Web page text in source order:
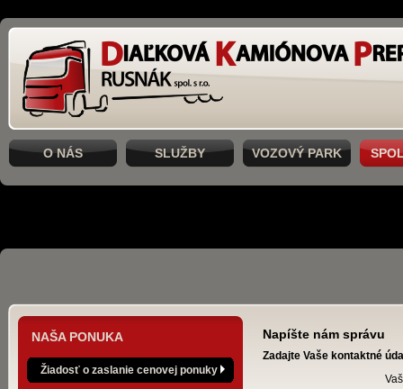
O NÁS SLUŽBY VOZOVÝ PARK
NAŠA PONUKA
Žiadosť o zaslanie cenovej ponuky
Napíšte nám správu
Zadajte Vaše kontaktné